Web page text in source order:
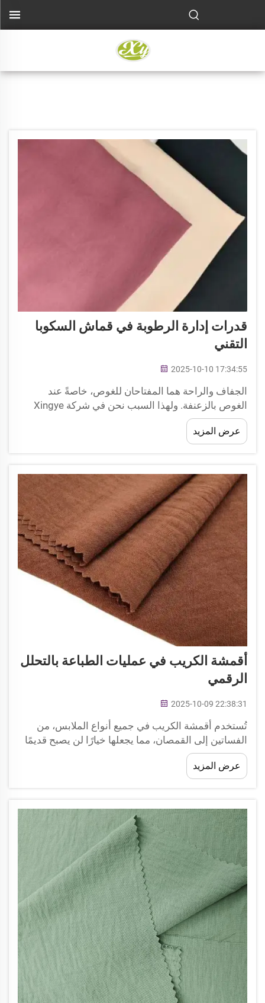
قدرات إدارة الرطوبة في قماش السكوبا
التقني
2025-10-10 17:34:55
الجفاف والراحة هما المفتاحان للغوص، خاصةً عند
الغوص بالزعنفة. ولهذا السبب نحن في شركة Xingye
Textile متحمسون لقماش السكوبا الكريبي التقني
الخاص بنا. تم تصميمه ليُخرج الرطوبة من بشرتك، مما
يسمح لك بالتركيز...
عرض المزيد
أقمشة الكريب في عمليات الطباعة بالتحلل
الرقمي
2025-10-09 22:38:31
تُستخدم أقمشة الكريب في جميع أنواع الملابس، من
الفساتين إلى القمصان، مما يجعلها خيارًا لن يصبح قديمًا
أبدًا من حيث الطباعة بالنقل الحراري الرقمي. في بعض
الأحيان، سنتحدث عن قماش الكريب والتنوع الذي يتمتع
به مع الدجي...
عرض المزيد